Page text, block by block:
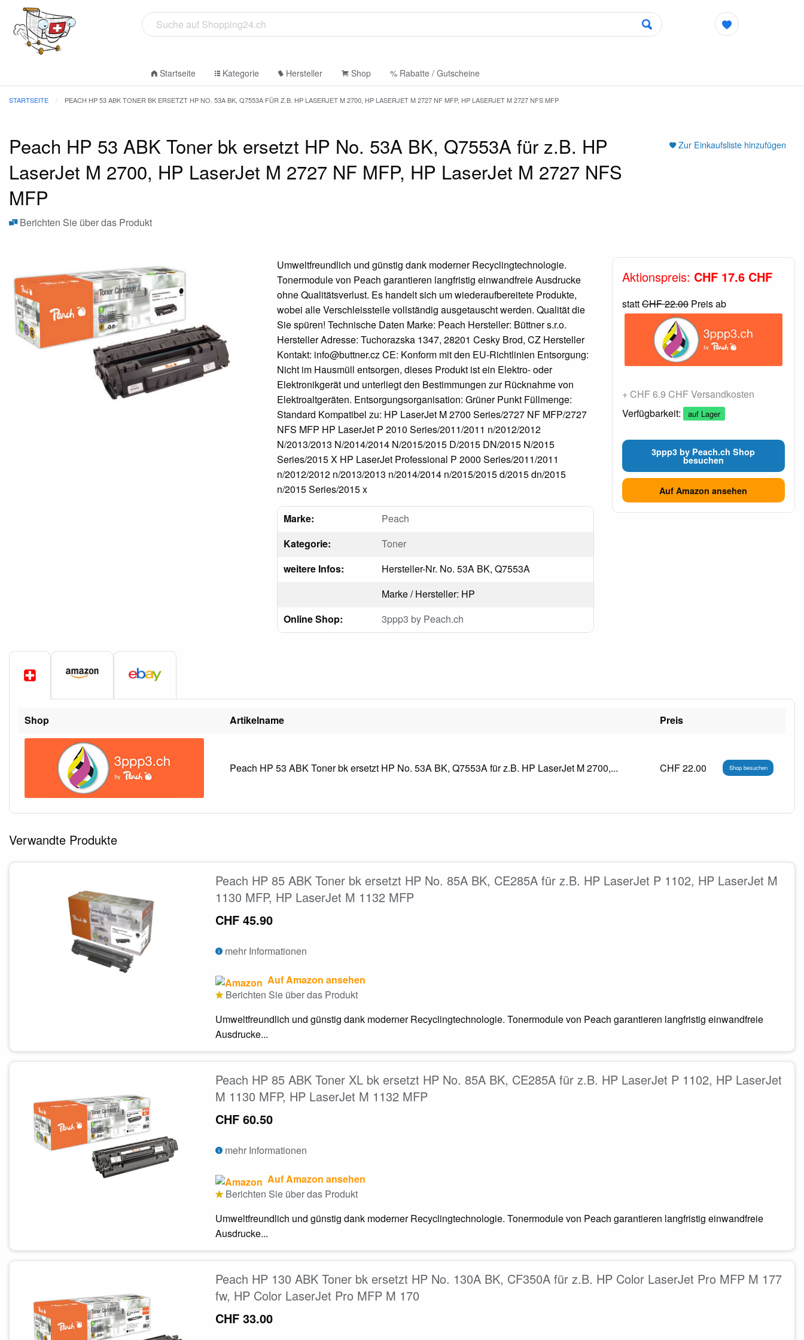
Startseite Kategorie Hersteller Shop % Rabatte / Gutscheine
STARTSEITE PEACH HP 53 ABK TONER BK ERSETZT HP NO. 53A BK, Q7553A FÜR Z.B. HP LASERJET M 2700, HP LASERJET M 2727 NF MFP, HP LASERJET M 2727 NFS MFP
Zur Einkaufsliste hinzufügen
Peach HP 53 ABK Toner bk ersetzt HP No. 53A BK, Q7553A für z.B. HP
LaserJet M 2700, HP LaserJet M 2727 NF MFP, HP LaserJet M 2727 NFS
MFP
Berichten Sie über das Produkt
Umweltfreundlich und günstig dank moderner Recyclingtechnologie.
Tonermodule von Peach garantieren langfristig einwandfreie Ausdrucke
ohne Qualitätsverlust. Es handelt sich um wiederaufbereitete Produkte,
wobei alle Verschleissteile vollständig ausgetauscht werden. Qualität die
Sie spüren! Technische Daten Marke: Peach Hersteller: Büttner s.r.o.
Hersteller Adresse: Tuchorazska 1347, 28201 Cesky Brod, CZ Hersteller
Kontakt: info@buttner.cz CE: Konform mit den EU-Richtlinien Entsorgung:
Nicht im Hausmüll entsorgen, dieses Produkt ist ein Elektro- oder
Elektronikgerät und unterliegt den Bestimmungen zur Rücknahme von
Elektroaltgeräten. Entsorgungsorganisation: Grüner Punkt Füllmenge:
Standard Kompatibel zu: HP LaserJet M 2700 Series/2727 NF MFP/2727
NFS MFP HP LaserJet P 2010 Series/2011/2011 n/2012/2012
N/2013/2013 N/2014/2014 N/2015/2015 D/2015 DN/2015 N/2015
Series/2015 X HP LaserJet Professional P 2000 Series/2011/2011
n/2012/2012 n/2013/2013 n/2014/2014 n/2015/2015 d/2015 dn/2015
n/2015 Series/2015 x
Marke:
Peach
Kategorie:
Toner
weitere Infos:
Hersteller-Nr. No. 53A BK, Q7553A
Marke / Hersteller: HP
Online Shop:
3ppp3 by Peach.ch
Aktionspreis: CHF 17.6 CHF
stattCHF 22.00Preis ab
+ CHF 6.9 CHF Versandkosten
Verfügbarkeit:
auf Lager
3ppp3 by Peach.ch Shop
besuchen
Auf Amazon ansehen
Shop Artikelname Preis
Peach HP 53 ABK Toner bk ersetzt HP No. 53A BK, Q7553A für z.B. HP LaserJet M 2700,... CHF 22.00 Shop besuchen
Verwandte Produkte
Peach HP 85 ABK Toner bk ersetzt HP No. 85A BK, CE285A für z.B. HP LaserJet P 1102, HP LaserJet M
1130 MFP, HP LaserJet M 1132 MFP
CHF 45.90
mehr Informationen
Auf Amazon ansehen
Berichten Sie über das Produkt
Umweltfreundlich und günstig dank moderner Recyclingtechnologie. Tonermodule von Peach garantieren langfristig einwandfreie
Ausdrucke...
Peach HP 85 ABK Toner XL bk ersetzt HP No. 85A BK, CE285A für z.B. HP LaserJet P 1102, HP LaserJet
M 1130 MFP, HP LaserJet M 1132 MFP
CHF 60.50
mehr Informationen
Auf Amazon ansehen
Berichten Sie über das Produkt
Umweltfreundlich und günstig dank moderner Recyclingtechnologie. Tonermodule von Peach garantieren langfristig einwandfreie
Ausdrucke...
Peach HP 130 ABK Toner bk ersetzt HP No. 130A BK, CF350A für z.B. HP Color LaserJet Pro MFP M 177
fw, HP Color LaserJet Pro MFP M 170
CHF 33.00